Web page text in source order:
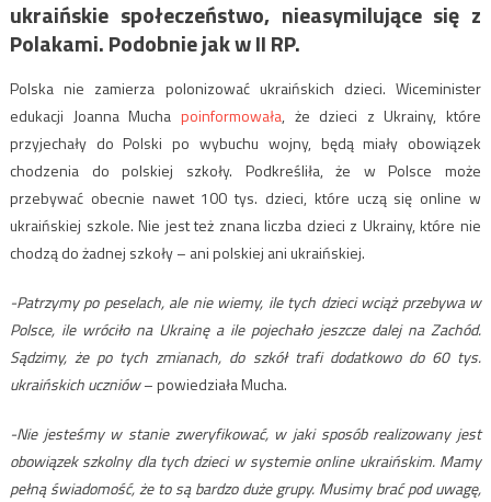
ukraińskie społeczeństwo, nieasymilujące się z
Polakami. Podobnie jak w II RP.
Polska nie zamierza polonizować ukraińskich dzieci. Wiceminister
edukacji Joanna Mucha poinformowała, że dzieci z Ukrainy, które
przyjechały do Polski po wybuchu wojny, będą miały obowiązek
chodzenia do polskiej szkoły. Podkreśliła, że w Polsce może
przebywać obecnie nawet 100 tys. dzieci, które uczą się online w
ukraińskiej szkole. Nie jest też znana liczba dzieci z Ukrainy, które nie
chodzą do żadnej szkoły – ani polskiej ani ukraińskiej.
-Patrzymy po peselach, ale nie wiemy, ile tych dzieci wciąż przebywa w
Polsce, ile wróciło na Ukrainę a ile pojechało jeszcze dalej na Zachód.
Sądzimy, że po tych zmianach, do szkół trafi dodatkowo do 60 tys.
ukraińskich uczniów– powiedziała Mucha.
-Nie jesteśmy w stanie zweryfikować, w jaki sposób realizowany jest
obowiązek szkolny dla tych dzieci w systemie online ukraińskim. Mamy
pełną świadomość, że to są bardzo duże grupy. Musimy brać pod uwagę,